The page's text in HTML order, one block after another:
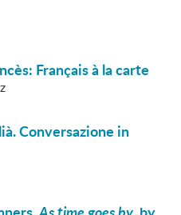
Français à la carte
Conversazione in